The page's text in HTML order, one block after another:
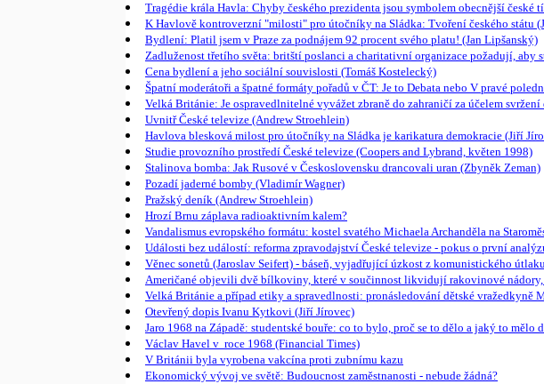
Tragédie krála Havla: Chyby českého prezidenta jsou symbolem obecnější české
K Havlově kontroverzní "milosti" pro útočníky na Sládka: Tvoření českého státu
Bydlení: Platil jsem v Praze za podnájem 92 procent svého platu! (Jan Lipšanský)
Zadluženost třetího světa: britští poslanci a charitativní organizace požadují,
Cena bydlení a jeho sociální souvislosti (Tomáš Kostelecký)
Špatní moderátoři a špatné formáty pořadů v ČT: Je to Debata nebo V pravé
Velká Británie: Je ospravedlnitelné vyvážet zbraně do zahraničí za účelem
Uvnitř České televize (Andrew Stroehlein)
Havlova blesková milost pro útočníky na Sládka je karikatura demokracie (Jiří
Studie provozního prostředí České televize (Coopers and Lybrand, květen 1998)
Stalinova bomba: Jak Rusové v Československu drancovali uran (Zbyněk Zeman)
Pozadí jaderné bomby (Vladimír Wagner)
Pražský deník (Andrew Stroehlein)
Hrozí Brnu záplava radioaktivním kalem?
Vandalismus evropského formátu: kostel svatého Michaela Archanděla na
Události bez událostí: reforma zpravodajství České televize - pokus o první
Věnec sonetů (Jaroslav Seifert) - báseň, vyjadřující úzkost z komunistického
Američané objevili dvě bílkoviny, které v součinnost likvidují rakovinové
Velká Británie a případ etiky a spravedlnosti: pronásledování dětské vražedkyně
Otevřený dopis Ivanu Kytkovi (Jiří Jírovec)
Jaro 1968 na Západě: studentské bouře: co to bylo, proč se to dělo a jaký to
Václav Havel v roce 1968 (Financial Times)
V Británii byla vyrobena vakcína proti zubnímu kazu
Ekonomický vývoj ve světě: Budoucnost zaměstnanosti - nebude žádná?